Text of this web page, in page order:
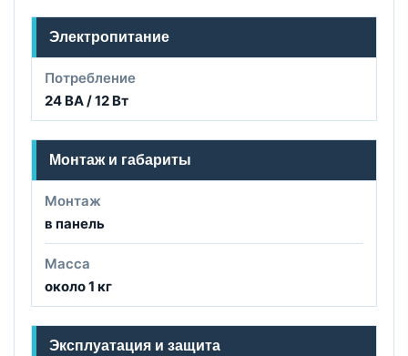
Электропитание
Потребление
24 ВА / 12 Вт
Монтаж и габариты
Монтаж
в панель
Масса
около 1 кг
Эксплуатация и защита